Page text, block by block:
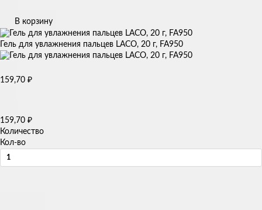
В корзину
Гель для увлажнения пальцев LACO, 20 г, FA950
159,70 ₽
159,70 ₽
Количество
Кол-во